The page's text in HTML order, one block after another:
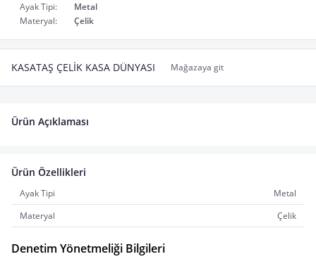
Ayak Tipi:
Metal
Materyal:
Çelik
KASATAŞ ÇELİK KASA DÜNYASI Mağazaya git
Ürün Açıklaması
Ürün Özellikleri
Ayak Tipi
Metal
Materyal
Çelik
Denetim Yönetmeliği Bilgileri